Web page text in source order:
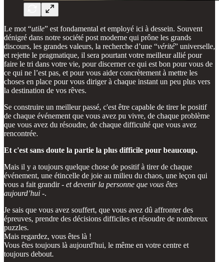
Le mot “utile” est fondamental et employé ici à dessein. Souvent
dénigré dans notre société post moderne qui prône les grands
discours, les grandes valeurs, la recherche d’une “vérité” universelle,
et rejette le pragmatique, il sera pourtant votre meilleur allié pour
faire le tri dans votre vie, pour discerner ce qui est bon pour vous de
ce qui ne l’est pas, et pour vous aider concrètement à mettre les
choses en place pour vous diriger à chaque instant un peu plus vers
la destination de vos rêves.
Se construire un meilleur passé, c'est être capable de tirer le positif
de chaque événement que vous avez pu vivre, de chaque problème
que vous avez du résoudre, de chaque difficulté que vous avez
rencontrée.
Et c'est sans doute la partie la plus difficile pour beaucoup.
Mais il y a toujours quelque chose de positif à tirer de chaque
événement, une étincelle de joie au milieu du chaos, une leçon qui
vous a fait grandir - et devenir la personne que vous êtes
aujourd’hui -.
Je sais que vous avez souffert, que vous avez dû affronter des
épreuves, prendre des décisions difficiles et résoudre de nombreux
puzzles.
Mais regardez, vous êtes là !
Vous êtes toujours là aujourd'hui, le même en votre centre et
toujours debout.